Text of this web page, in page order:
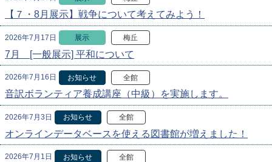
【７・8月展示】戦争について考えてみよう！
2026年7月17日 展示 梅丘
7月 [一般展示] 平和について
2026年7月16日 お知らせ 全館
音訳ボランティア養成講座（中級）を実施します。
2026年7月3日 お知らせ 全館
オンラインデータベースを使える図書館が増えました！
2026年7月1日 お知らせ 全館